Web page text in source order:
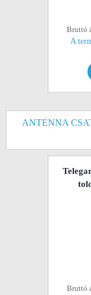
Bruttó
A
ANTENNA
Bruttó